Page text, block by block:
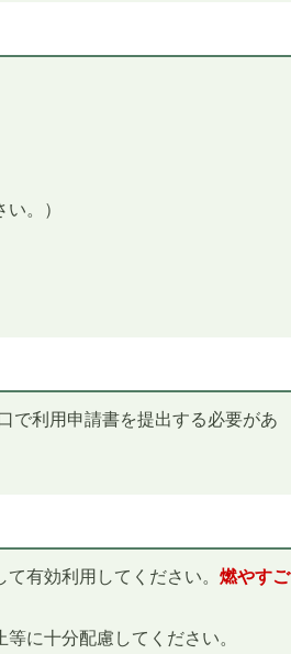
。）
で利用申請書を提出する必要があ
有効利用してください。 燃やすご
に十分配慮してください。